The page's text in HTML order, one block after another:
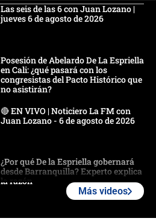
Las seis de las 6 con Juan Lozano |
jueves 6 de agosto de 2026
Posesión de Abelardo De La Espriella
en Cali: ¿qué pasará con los
congresistas del Pacto Histórico que
no asistirán?
🔴 EN VIVO | Noticiero La FM con
Juan Lozano - 6 de agosto de 2026
¿Por qué De la Espriella gobernará
desde Barranquilla? Experto explica
la razón
Más videos